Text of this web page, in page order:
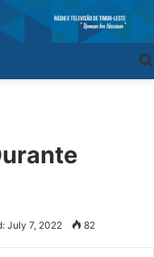
July 7, 2022 82